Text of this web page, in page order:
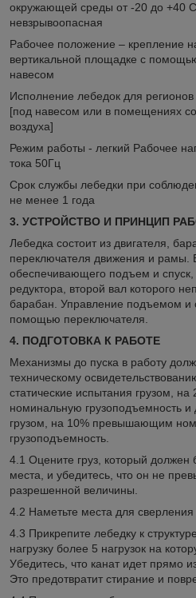
окружающей среды от -20 до +40
невзрывоопасная
Рабочее положение – крепление
вертикальной площадке с
навесом
Исполнение лебедок для
[под навесом или в помещениях
воздуха]
Режим работы - легкий Рабочее
тока 50Гц
Срок службы лебедки при
не менее 1 года
3. УСТРОЙСТВО И ПРИНЦИП
Лебедка состоит из двигателя,
переключателя движения и рамы.
обеспечивающего подъем и
редуктора, второй вал которого
барабан. Управление подъемом и
помощью переключателя.
4. ПОДГОТОВКА К РАБОТЕ
Механизмы до пуска в работу
техническому
статические испытания грузом,
номинальную грузоподъемность
грузом, на 10% превышающим
грузоподъемность.
4.1 Оцените груз, который должен
места, и убедитесь, что он не
разрешенной величины.
4.2 Наметьте места для сверления
4.3 Прикрепите лебедку к
нагрузку более 5 нагрузок на
Убедитесь, что канат идет прямо
Это предотвратит стирание и